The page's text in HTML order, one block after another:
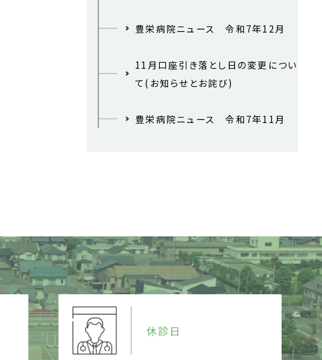
豊栄病院ニュース 令和7年12月
11月口座引き落とし日の変更につい
て(お知らせとお詫び)
豊栄病院ニュース 令和7年11月
休診日